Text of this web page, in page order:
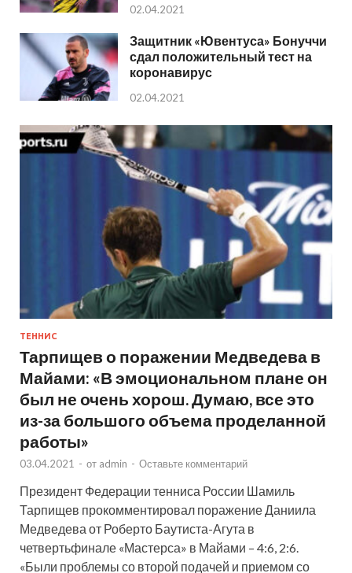
02.04.2021
Защитник «Ювентуса» Бонуччи
сдал положительный тест на
коронавирус
02.04.2021
ТЕННИС
Тарпищев о поражении Медведева в
Майами: «В эмоциональном плане он
был не очень хорош. Думаю, все это
из-за большого объема проделанной
работы»
03.04.2021 - от admin - Оставьте комментарий
Президент Федерации тенниса России Шамиль
Тарпищев прокомментировал поражение Даниила
Медведева от Роберто Баутиста-Агута в
четвертьфинале «Мастерса» в Майами – 4:6, 2:6.
«Были проблемы со второй подачей и приемом со